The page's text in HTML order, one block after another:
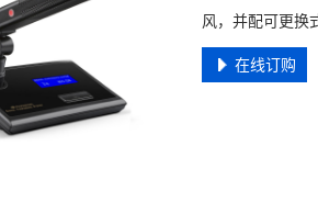
风，并配可更换
在线订购